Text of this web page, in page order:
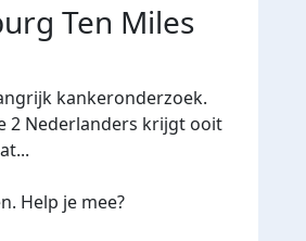
Ten Miles
kankeronderzoek.
2 Nederlanders krijgt ooit
Help je mee?